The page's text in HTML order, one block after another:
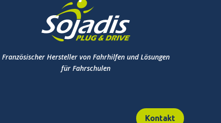
Französischer Hersteller von Fahrhilfen und Lösungen
für Fahrschulen
Kontakt